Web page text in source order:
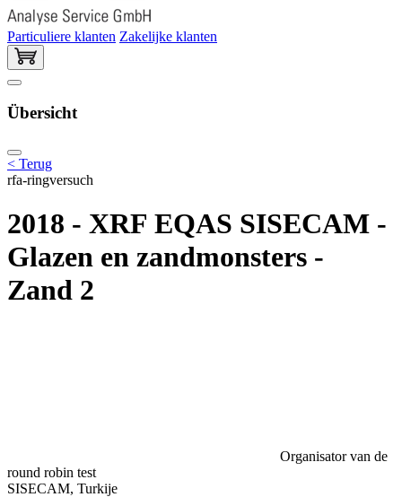
Particuliere klanten Zakelijke klanten
Übersicht
< Terug
rfa-ringversuch
2018 - XRF EQAS SISECAM -
Glazen en zandmonsters -
Zand 2
Organisator van de
round robin test
SISECAM, Turkije